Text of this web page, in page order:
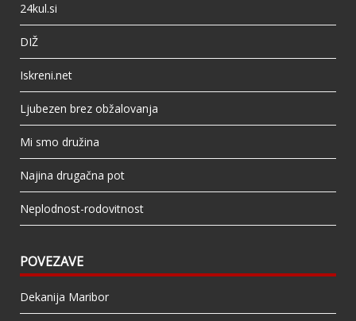
24kul.si
DIŽ
Iskreni.net
Ljubezen brez obžalovanja
Mi smo družina
Najina drugačna pot
Neplodnost-rodovitnost
POVEZAVE
Dekanija Maribor